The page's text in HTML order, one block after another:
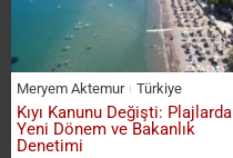
Meryem Aktemur Türkiye
Kıyı Kanunu Değişti: Plajlarda
Yeni Dönem ve Bakanlık
Denetimi